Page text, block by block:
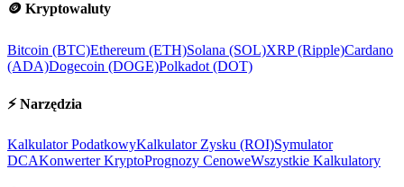
🪙 Kryptowaluty
Bitcoin (BTC)Ethereum (ETH)Solana (SOL)XRP (Ripple)Cardano
(ADA)Dogecoin (DOGE)Polkadot (DOT)
⚡ Narzędzia
Kalkulator PodatkowyKalkulator Zysku (ROI)Symulator
DCAKonwerter KryptoPrognozy CenoweWszystkie Kalkulatory